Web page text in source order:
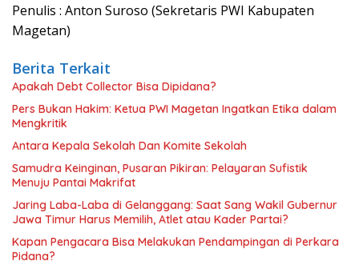
Penulis : Anton Suroso (Sekretaris PWI Kabupaten
Magetan)
Berita Terkait
Apakah Debt Collector Bisa Dipidana?
Pers Bukan Hakim: Ketua PWI Magetan Ingatkan Etika dalam
Mengkritik
Antara Kepala Sekolah Dan Komite Sekolah
Samudra Keinginan, Pusaran Pikiran: Pelayaran Sufistik
Menuju Pantai Makrifat
Jaring Laba-Laba di Gelanggang: Saat Sang Wakil Gubernur
Jawa Timur Harus Memilih, Atlet atau Kader Partai?
Kapan Pengacara Bisa Melakukan Pendampingan di Perkara
Pidana?